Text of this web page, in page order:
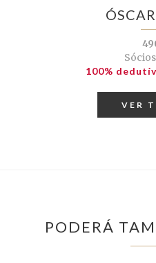
100%
VER
PODERÁ